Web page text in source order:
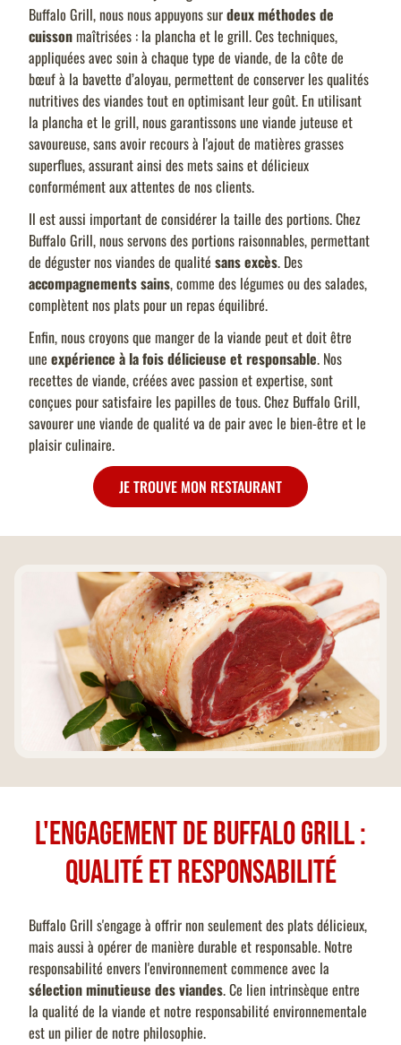
Buffalo Grill, nous nous appuyons surdeux méthodes de
cuissonmaîtrisées : la plancha et le grill. Ces techniques,
appliquées avec soin à chaque type de viande, de la côte de
bœuf à la bavette d’aloyau, permettent de conserver les qualités
nutritives des viandes tout en optimisant leur goût. En utilisant
la plancha et le grill, nous garantissons une viande juteuse et
savoureuse, sans avoir recours à l'ajout de matières grasses
superflues, assurant ainsi des mets sains et délicieux
conformément aux attentes de nos clients.
Il est aussi important de considérer la taille des portions. Chez
Buffalo Grill, nous servons des portions raisonnables, permettant
de déguster nos viandes de qualité sans excès. Des
accompagnements sains, comme des légumes ou des salades,
complètent nos plats pour un repas équilibré.
Enfin, nous croyons que manger de la viande peut et doit être
une expérience à la fois délicieuse et responsable. Nos
recettes de viande, créées avec passion et expertise, sont
conçues pour satisfaire les papilles de tous. Chez Buffalo Grill,
savourer une viande de qualité va de pair avec le bien-être et le
plaisir culinaire.
JE TROUVE MON RESTAURANT
L'engagement de Buffalo Grill :
Qualité et responsabilité
Buffalo Grill s'engage à offrir non seulement des plats délicieux,
mais aussi à opérer de manière durable et responsable. Notre
responsabilité envers l'environnement commence avec la
sélection minutieuse des viandes. Ce lien intrinsèque entre
la qualité de la viande et notre responsabilité environnementale
est un pilier de notre philosophie.